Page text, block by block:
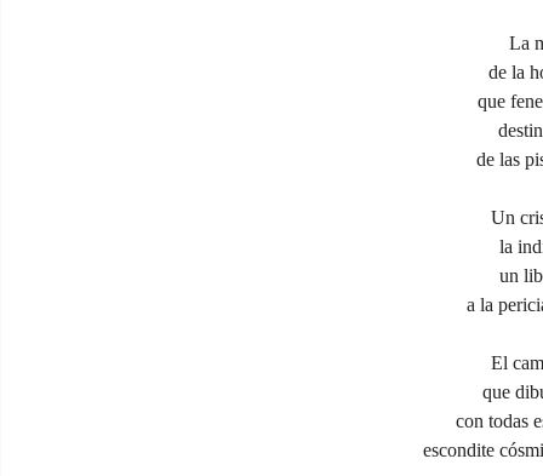
La
de la
que
de las
Un
la
un
a la
El
que
con todas
escondite